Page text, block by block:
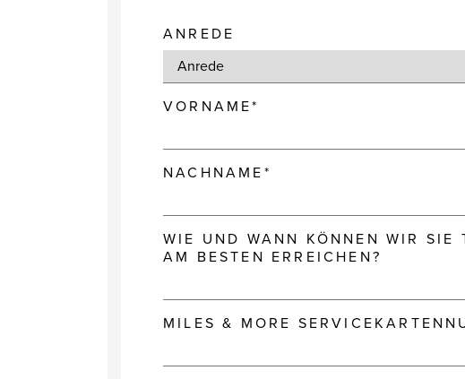
ANREDE
VORNAME*
NACHNAME*
WIE UND WANN KÖNNEN WIR SIE
AM BESTEN ERREICHEN?
MILES & MORE